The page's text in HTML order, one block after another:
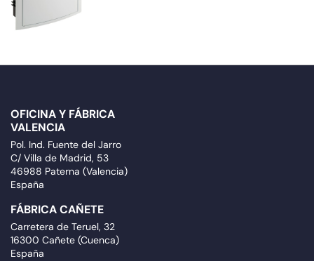
OFICINA Y FÁBRICA
VALENCIA
Pol. Ind. Fuente del Jarro
C/ Villa de Madrid, 53
46988 Paterna (Valencia)
España
FÁBRICA CAÑETE
Carretera de Teruel, 32
16300 Cañete (Cuenca)
España